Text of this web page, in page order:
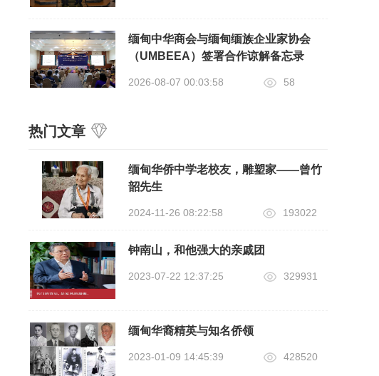
缅甸中华商会与缅甸缅族企业家协会
（UMBEEA）签署合作谅解备忘录
2026-08-07 00:03:58 58
热门文章
缅甸华侨中学老校友，雕塑家——曾竹
韶先生
2024-11-26 08:22:58 193022
钟南山，和他强大的亲戚团
2023-07-22 12:37:25 329931
缅甸华裔精英与知名侨领
2023-01-09 14:45:39 428520